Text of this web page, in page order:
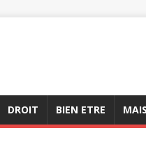
DROIT BIEN ETRE